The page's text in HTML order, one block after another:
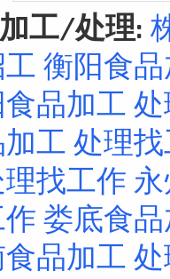
工/处理:
衡阳食
品加工
工 处理
找工作
娄底食
品加工